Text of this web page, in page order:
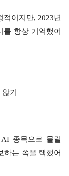
이지만, 2023년
를 항상 기억했어
기
종목으로 몰릴
하는 쪽을 택했어